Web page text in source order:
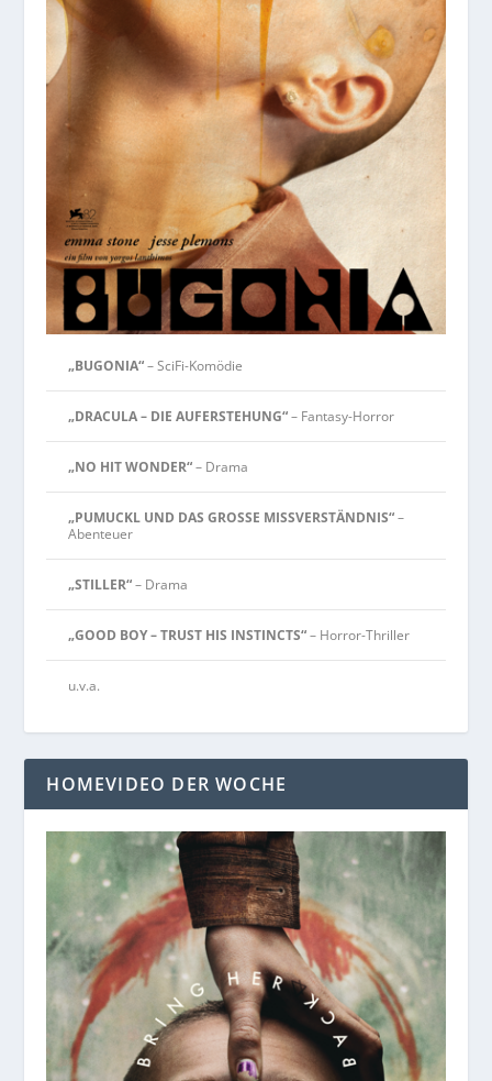
„BUGONIA“– SciFi-Komödie
„DRACULA – DIE AUFERSTEHUNG“– Fantasy-Horror
„NO HIT WONDER“– Drama
„PUMUCKL UND DAS GROSSE MISSVERSTÄNDNIS“–
Abenteuer
„STILLER“– Drama
„GOOD BOY – TRUST HIS INSTINCTS“– Horror-Thriller
u.v.a.
HOMEVIDEO DER WOCHE